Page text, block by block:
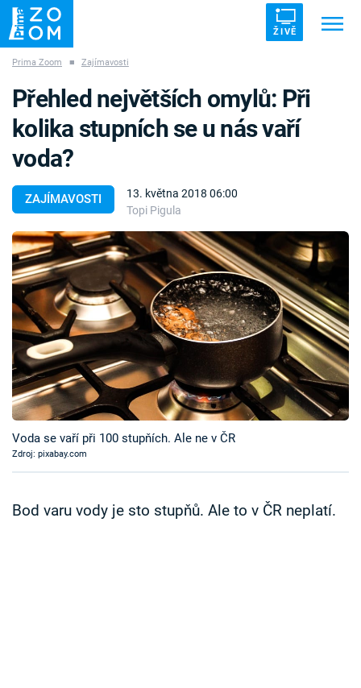
ŽIVĚ
ZÁHADY VETŘELCI DÁVNOVĚKU
Témata
Témata
Pořady
TV Program
Časopis
Sledujte prima+
Prima Zoom ■ Zajímavosti
ZAJÍMAVOSTI
13. května 2018 06:00
Topi Pigula
Přehled největších omylů: Při
kolika stupních se u nás vaří
voda?
Voda se vaří při 100 stupňích. Ale ne v ČR
Zdroj: pixabay.com
Bod varu vody je sto stupňů. Ale to v ČR neplatí.